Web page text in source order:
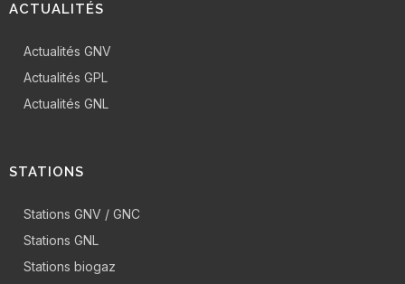
ACTUALITÉS
Actualités GNV
Actualités GPL
Actualités GNL
STATIONS
Stations GNV / GNC
Stations GNL
Stations biogaz